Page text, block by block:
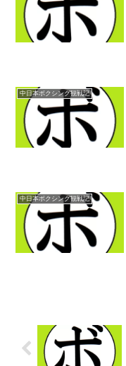
中日本ボクシング観戦記
中日本ボクシング観戦記